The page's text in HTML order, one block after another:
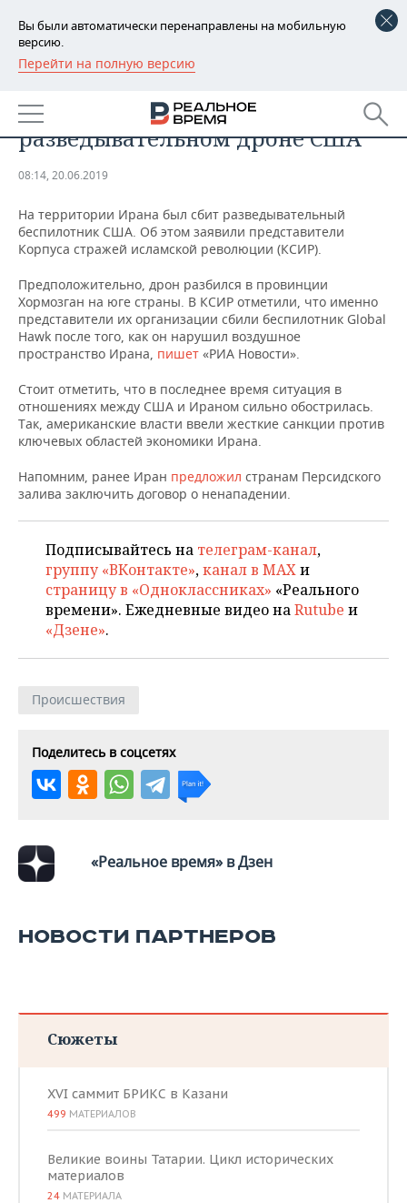
Вы были автоматически перенаправлены на мобильную
версию.
Перейти на полную версию
РЕГИОНЫ
БАШКОРТОСТАН
ТАТАРСТАН
НОВОСТИ
АНАЛИТИКА
ДЕКЛАРАЦИИ О ДОХОДАХ
ВУЗЫ ТАТАРСТАНА
КОМУ ПРИНАДЛЕЖАТ
ТАТАРСТАНА
НОВОСТИ ЭКОНОМИКИ
БАНКИ
БЮДЖЕТ
ИНВЕСТИЦИИ
ПРОМЫШЛЕННОСТЬ
ПРОМЫШЛЕННОСТИ
АГРОПРОМ
НЕФТЕХИМИЯ
ОПК
НОВОСТИ НЕДВИЖИМОСТИ
АВТО
НОВОСТИ АВТО
БИЗНЕС
НОВОСТИ БИЗНЕСА
РОЗНИЧНАЯ ТОРГОВЛЯ
ТРАНСПОРТ
УСЛУГИ
ТЕХНОЛОГИИ
НОВОСТИ ТЕХНОЛОГИЙ
IT
МЕДИА
ТЕЛЕКОММУНИКАЦИИ
МЕРОПРИЯТИЯ
НОВОСТИ МЕРОПРИЯТИЙ
ВЫЕЗДНАЯ РЕДАКЦИЯ
БИЗНЕС-БРАНЧИ
ONLINE-КОНФЕРЕНЦИИ
СПОРТ
НОВОСТИ СПОРТА
ФУТБОЛ
ХОККЕЙ
ВОЛЕЙБОЛ
ФИГУРНОЕ КАТАНИЕ
ХОККЕЙ С МЯЧОМ
ОБЩЕСТВО
НОВОСТИ ОБЩЕСТВА
ВЛАСТЬ
ИСТОРИЯ
МЕДИЦИНА
ПРОИСШЕСТВИЯ
ФОТОГАЛЕРЕЯ
СЮЖЕТЫ
СПИСОК ПЕРСОН
ПОЛНАЯ ВЕРСИЯ
В Иране сообщили о сбитом
разведывательном дроне США
08:14, 20.06.2019
На территории Ирана был сбит разведывательный
беспилотник США. Об этом заявили представители
Корпуса стражей исламской революции (КСИР).
Предположительно, дрон разбился в провинции
Хормозган на юге страны. В КСИР отметили, что именно
представители их организации сбили беспилотник Global
Hawk после того, как он нарушил воздушное
пространство Ирана, пишет «РИА Новости».
Стоит отметить, что в последнее время ситуация в
отношениях между США и Ираном сильно обострилась.
Так, американские власти ввели жесткие санкции против
ключевых областей экономики Ирана.
Напомним, ранее Иран предложил странам Персидского
залива заключить договор о ненападении.
Подписывайтесь на телеграм-канал,
группу «ВКонтакте»,канал в MAXи
страницу в «Одноклассниках» «Реального
времени». Ежедневные видео наRutube и
«Дзене».
Происшествия
Поделитесь в соцсетях
«Реальное время» в Дзен
НОВОСТИ ПАРТНЕРОВ
Сюжеты
XVI саммит БРИКС в Казани
499 МАТЕРИАЛОВ
Великие воины Татарии. Цикл исторических
материалов
24 МАТЕРИАЛА